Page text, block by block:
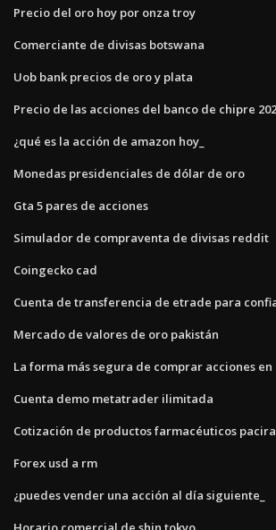
Precio del oro hoy por onza troy
Comerciante de divisas botswana
Uob bank precios de oro y plata
Precio de las acciones del banco de chipre
¿qué es la acción de amazon hoy_
Monedas presidenciales de dólar de oro
Gta 5 pares de acciones
Simulador de compraventa de divisas reddit
Coingecko cad
Cuenta de transferencia de etrade para
Mercado de valores de oro pakistán
La forma más segura de comprar acciones en
Cuenta demo metatrader ilimitada
Cotización de productos farmacéuticos
Forex usd a rm
¿puedes vender una acción al día siguiente_